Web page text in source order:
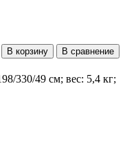
В корзину
В сравнение
330/49 см; вес: 5,4 кг;